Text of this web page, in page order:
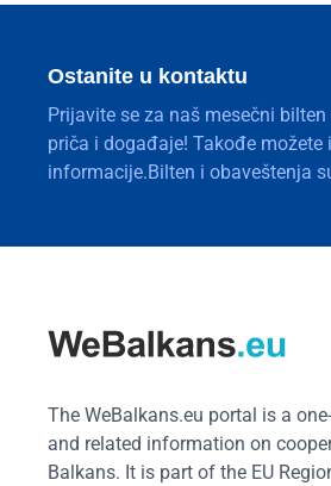
Ostanite u kontaktu
Prijavite se za naš mesečni
priča i događaje! Takođe
informacije.Bilten i obaveštenja
The WeBalkans.eu portal is a
and related information on
Balkans. It is part of the EU